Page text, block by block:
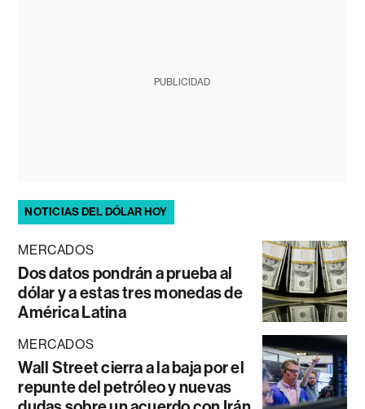
PUBLICIDAD
NOTICIAS DEL DÓLAR HOY
MERCADOS
Dos datos pondrán a prueba al
dólar y a estas tres monedas de
América Latina
MERCADOS
Wall Street cierra a la baja por el
repunte del petróleo y nuevas